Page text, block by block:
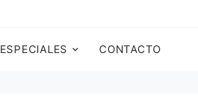
ESPECIALES CONTACTO